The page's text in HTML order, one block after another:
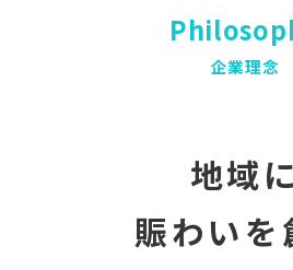
企業理念
地域に
賑わいを